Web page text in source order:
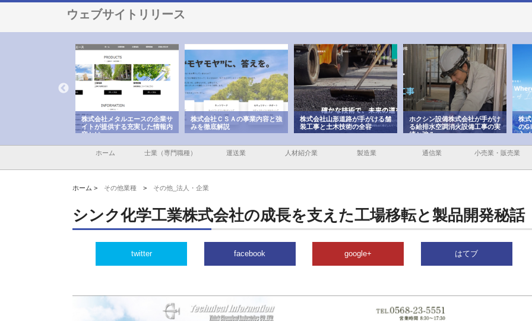
ウェブサイトリリース
株式会社ＣＳＡの事業内容と強
みを徹底解説
株式会社山形道路が手がける舗
装工事と土木技術の全容
ホクシン設備株式会社が手がけ
る給排水空調消火設備工事の実
績と強み
株式会社東京シー・エム・シー
のGISインフラ管理システム導
入メリット
株
か
由
ホーム 士業（専門職種） 運送業 人材紹介業 製造業 通信業 小売業・販売業
ホーム > その他業種 > その他_法人・企業
シンク化学工業株式会社の成長を支えた工場移転と製品開発秘話
twitter facebook google+ はてブ